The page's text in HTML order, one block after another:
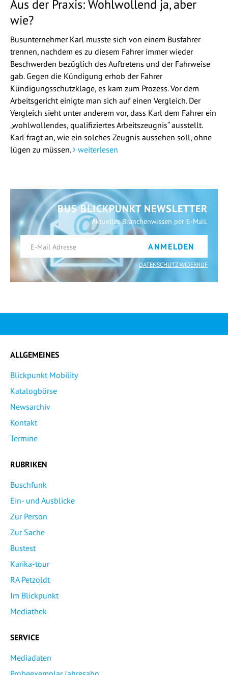
Aus der Praxis: Wohlwollend ja, aber
wie?
Busunternehmer Karl musste sich von einem Busfahrer
trennen, nachdem es zu diesem Fahrer immer wieder
Beschwerden bezüglich des Auftretens und der Fahrweise
gab. Gegen die Kündigung erhob der Fahrer
Kündigungsschutzklage, es kam zum Prozess. Vor dem
Arbeitsgericht einigte man sich auf einen Vergleich. Der
Vergleich sieht unter anderem vor, dass Karl dem Fahrer ein
„wohlwollendes, qualifiziertes Arbeitszeugnis“ ausstellt.
Karl fragt an, wie ein solches Zeugnis aussehen soll, ohne
lügen zu müssen.
weiterlesen
BUS BLICKPUNKT NEWSLETTER
Aktuelles Branchenwissen per E-Mail.
ANMELDEN
DATENSCHUTZ WIDERRUF
ALLGEMEINES
Blickpunkt Mobility
Katalogbörse
Newsarchiv
Kontakt
Termine
RUBRIKEN
Buschfunk
Ein- und Ausblicke
Zur Person
Zur Sache
Bustest
Karika-tour
RA Petzoldt
Im Blickpunkt
Mediathek
SERVICE
Mediadaten